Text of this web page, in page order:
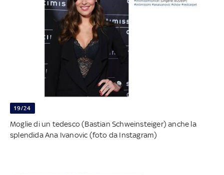
19/24
Moglie di un tedesco (Bastian Schweinsteiger) anche la
splendida Ana Ivanovic (foto da Instagram)